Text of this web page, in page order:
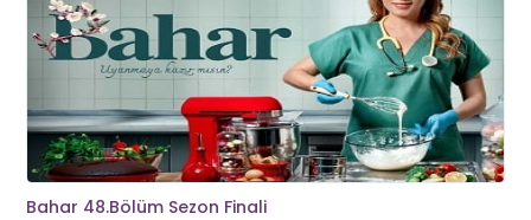
Bahar 48.Bölüm Sezon Finali